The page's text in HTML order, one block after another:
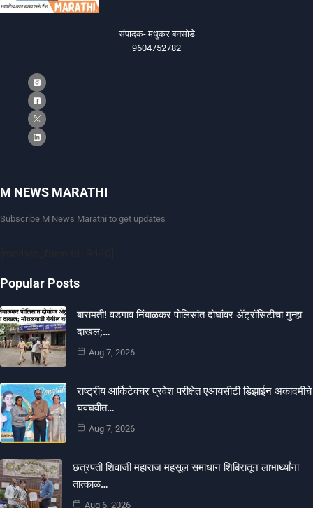
संपादक- मधुकर बनसोडे
9604752782
M NEWS MARATHI
Subscribe M News Marathi to get updates
Popular Posts
बारामती! वडगाव निंबाळकर पोलिसांत दोघांवर ॲट्रॉसिटीचा गुन्हा
दाखल;…
Aug 7, 2026
राष्ट्रीय आर्किटेक्चर प्रवेश परीक्षेत एआयसीटी डिझाईन अकादमीचे
घवघवीत…
Aug 7, 2026
छत्रपती शिवाजी महाराज महसूल समाधान शिबिरातून लाभार्थ्यांना
तात्काळ…
Aug 6, 2026